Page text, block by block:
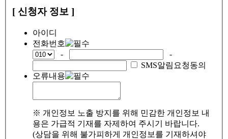
[ 신청자 정보 ]
아이디
전화번호
-
-
SMS알림요청동의
오류내용
※ 개인정보 노출 방지를 위해 민감한 개인정보 내
용은 가급적 기재를 자제하여 주시기 바랍니다.
(상담을 위해 불가피하게 개인정보를 기재하셔야